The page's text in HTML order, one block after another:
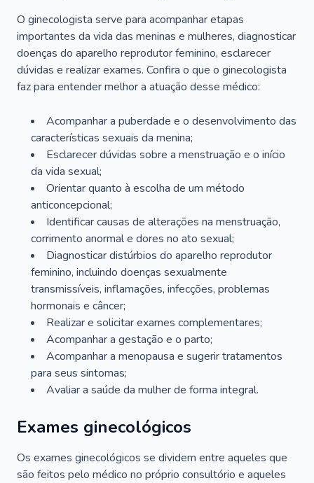
O ginecologista serve para acompanhar etapas
importantes da vida das meninas e mulheres, diagnosticar
doenças do aparelho reprodutor feminino, esclarecer
dúvidas e realizar exames. Confira o que o ginecologista
faz para entender melhor a atuação desse médico:
Acompanhar a puberdade e o desenvolvimento das
características sexuais da menina;
Esclarecer dúvidas sobre a menstruação e o início
da vida sexual;
Orientar quanto à escolha de um método
anticoncepcional;
Identificar causas de alterações na menstruação,
corrimento anormal e dores no ato sexual;
Diagnosticar distúrbios do aparelho reprodutor
feminino, incluindo doenças sexualmente
transmissíveis, inflamações, infecções, problemas
hormonais e câncer;
Realizar e solicitar exames complementares;
Acompanhar a gestação e o parto;
Acompanhar a menopausa e sugerir tratamentos
para seus sintomas;
Avaliar a saúde da mulher de forma integral.
Exames ginecológicos
Os exames ginecológicos se dividem entre aqueles que
são feitos pelo médico no próprio consultório e aqueles